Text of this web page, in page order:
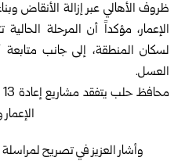
ظروف الأهالي عبر إزالة الأنقاض
الإعمار، مؤكداً أن المرحلة
لسكان المنطقة، إلى جانب متابعة
العسل.
وأشار العزيز في تصريح